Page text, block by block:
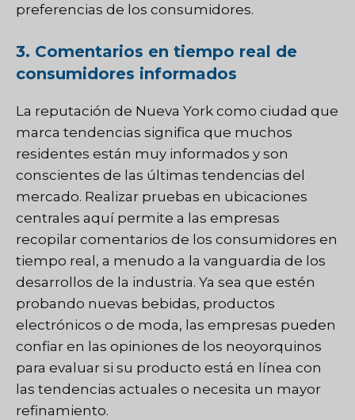
preferencias de los consumidores.
3. Comentarios en tiempo real de
consumidores informados
La reputación de Nueva York como ciudad que
marca tendencias significa que muchos
residentes están muy informados y son
conscientes de las últimas tendencias del
mercado. Realizar pruebas en ubicaciones
centrales aquí permite a las empresas
recopilar comentarios de los consumidores en
tiempo real, a menudo a la vanguardia de los
desarrollos de la industria. Ya sea que estén
probando nuevas bebidas, productos
electrónicos o de moda, las empresas pueden
confiar en las opiniones de los neoyorquinos
para evaluar si su producto está en línea con
las tendencias actuales o necesita un mayor
refinamiento.